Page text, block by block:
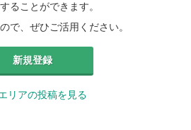
ることができます。
で、ぜひご活用ください。
新規登録
リアの投稿を見る